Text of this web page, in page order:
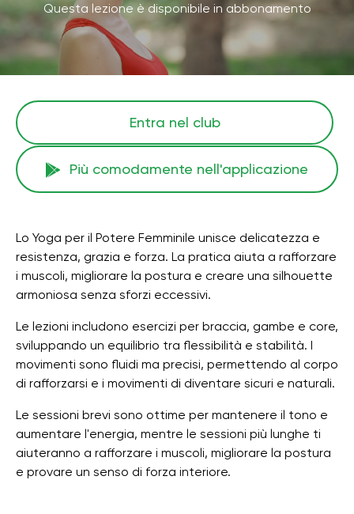
Questa lezione è disponibile in abbonamento
Entra nel club
Più comodamente nell'applicazione
Lo Yoga per il Potere Femminile unisce delicatezza e
resistenza, grazia e forza. La pratica aiuta a rafforzare
i muscoli, migliorare la postura e creare una silhouette
armoniosa senza sforzi eccessivi.
Le lezioni includono esercizi per braccia, gambe e core,
sviluppando un equilibrio tra flessibilità e stabilità. I ​​
movimenti sono fluidi ma precisi, permettendo al corpo
di rafforzarsi e i movimenti di diventare sicuri e naturali.
Le sessioni brevi sono ottime per mantenere il tono e
aumentare l'energia, mentre le sessioni più lunghe ti
aiuteranno a rafforzare i muscoli, migliorare la postura
e provare un senso di forza interiore.